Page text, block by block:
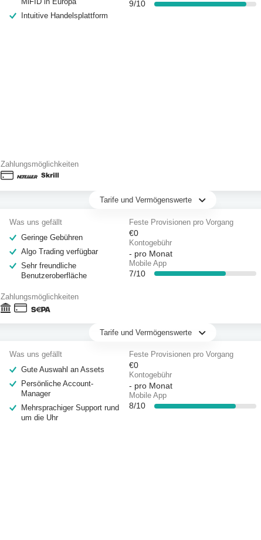
Intuitive Handelsplattform
9/10
Zahlungsmöglichkeiten
Tarife und Vermögenswerte
Was uns gefällt
Geringe Gebühren
Algo Trading verfügbar
Sehr freundliche
Benutzeroberfläche
Feste Provisionen pro Vorgang
€0
Kontogebühr
- pro Monat
Mobile App
7/10
Zahlungsmöglichkeiten
Tarife und Vermögenswerte
Was uns gefällt
Gute Auswahl an Assets
Persönliche Account-
Manager
Mehrsprachiger Support rund
um die Uhr
Feste Provisionen pro Vorgang
€0
Kontogebühr
- pro Monat
Mobile App
8/10